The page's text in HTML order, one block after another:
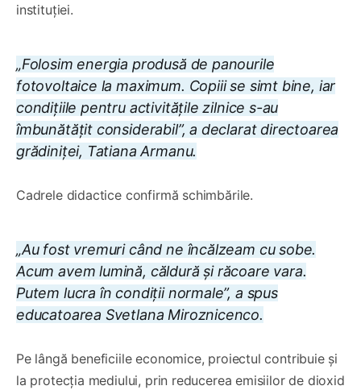
instituției.
„Folosim energia produsă de panourile
fotovoltaice la maximum. Copiii se simt bine, iar
condițiile pentru activitățile zilnice s-au
îmbunătățit considerabil”, a declarat directoarea
grădiniței, Tatiana Armanu.
Cadrele didactice confirmă schimbările.
„Au fost vremuri când ne încălzeam cu sobe.
Acum avem lumină, căldură și răcoare vara.
Putem lucra în condiții normale”, a spus
educatoarea Svetlana Miroznicenco.
Pe lângă beneficiile economice, proiectul contribuie și
la protecția mediului, prin reducerea emisiilor de dioxid